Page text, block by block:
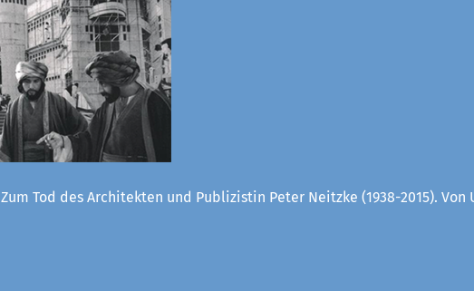
Zum Tod des Architekten und Publizistin Peter Neitzke (1938-2015). Von